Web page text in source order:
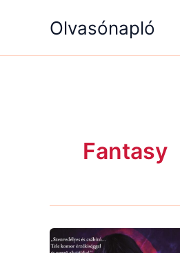
Olvasónapló
Fantasy